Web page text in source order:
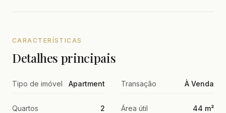
CARACTERÍSTICAS
Detalhes principais
Tipo de imóvel Apartment Transação À Venda
Quartos 2 Área útil 44 m²